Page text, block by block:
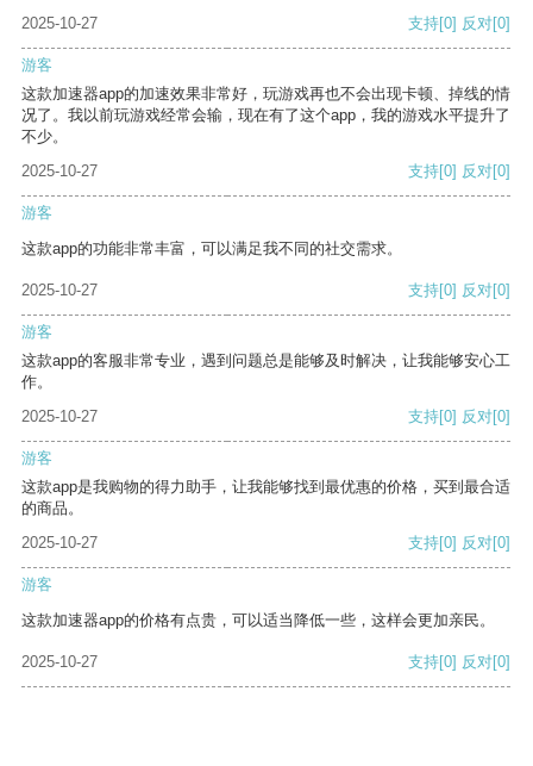
2025-10-27 支持[0] 反对[0]
游客
这款加速器app的加速效果非常好，玩游戏再也不会出现卡顿、掉线的情
况了。我以前玩游戏经常会输，现在有了这个app，我的游戏水平提升了
不少。
2025-10-27
支持[0] 反对[0]
游客
这款app的功能非常丰富，可以满足我不同的社交需求。
2025-10-27 支持[0] 反对[0]
游客
这款app的客服非常专业，遇到问题总是能够及时解决，让我能够安心工
作。
2025-10-27
支持[0] 反对[0]
游客
这款app是我购物的得力助手，让我能够找到最优惠的价格，买到最合适
的商品。
2025-10-27
支持[0] 反对[0]
游客
这款加速器app的价格有点贵，可以适当降低一些，这样会更加亲民。
2025-10-27 支持[0] 反对[0]